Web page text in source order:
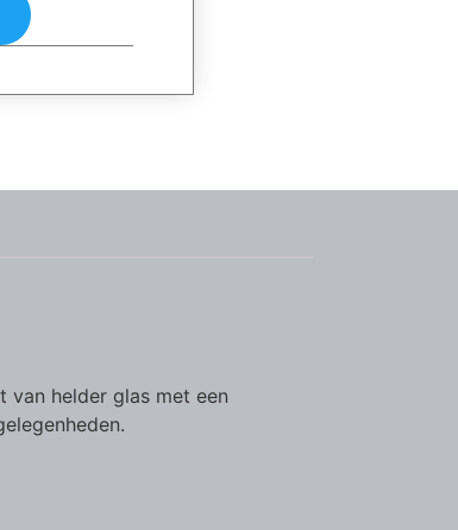
van helder glas met een